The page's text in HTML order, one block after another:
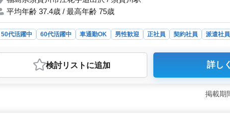
平均年齢 37.4歳 / 最高年齢 75歳
50代活躍中 60代活躍中 車通勤OK 男性歓迎 正社員 契約社員 派遣社員
おすすめポイント
＜仕事内容の魅力＞ 福島県須賀川市での、木造戸建住宅の施工管理を専
文住宅6割、建売り住宅4割で、積算や書類作成は別部署が担当します。
程度です。社用車利用可能で、休日も確保された柔軟な勤務環境とな
検討リスト に追加 詳し
掲載期